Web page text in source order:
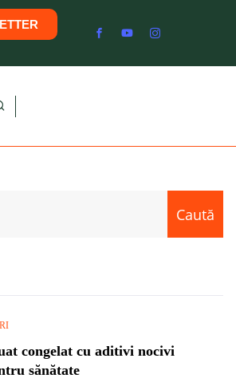
Caută
congelat cu aditivi nocivi
sănătate